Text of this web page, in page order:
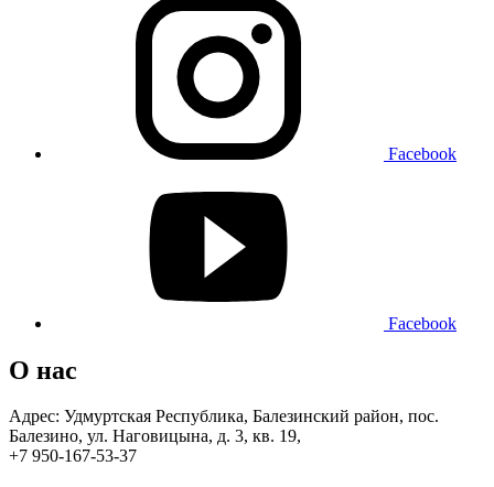
Facebook
Facebook
О нас
Адрес: Удмуртская Республика, Балезинский район, пос.
Балезино, ул. Наговицына, д. 3, кв. 19,
+7 950-167-53-37